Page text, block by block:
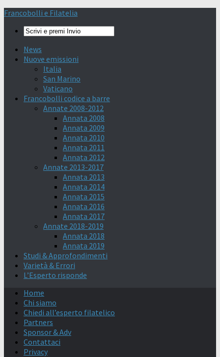
Francobolli e Filatelia
News
Nuove emissioni
Italia
San Marino
Vaticano
Francobolli codice a barre
Annate 2008-2012
Annata 2008
Annata 2009
Annata 2010
Annata 2011
Annata 2012
Annate 2013-2017
Annata 2013
Annata 2014
Annata 2015
Annata 2016
Annata 2017
Annate 2018-2019
Annata 2018
Annata 2019
Studi & Approfondimenti
Varietà & Errori
L’Esperto risponde
Home
Chi siamo
Chiedi all’esperto filatelico
Partners
Sponsor & Adv
Contattaci
Privacy